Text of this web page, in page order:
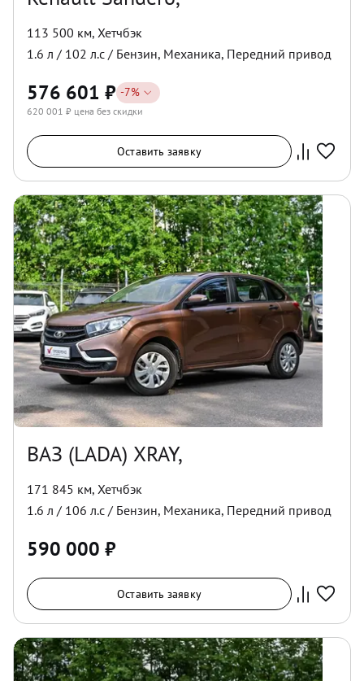
113 500 км, Хетчбэк
1.6 л / 102 л.с / Бензин, Механика, Передний привод
576 601 ₽ -7%
620 001 ₽ цена без скидки
Оставить заявку
ВАЗ (LADA) XRAY,
171 845 км, Хетчбэк
1.6 л / 106 л.с / Бензин, Механика, Передний привод
590 000 ₽
Оставить заявку